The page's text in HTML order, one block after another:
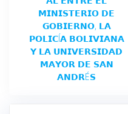
𝗠𝗜𝗡𝗜𝗦𝗧𝗘𝗥𝗜𝗢 𝗗𝗘
𝗚𝗢𝗕𝗜𝗘𝗥𝗡𝗢, 𝗟𝗔
𝗣𝗢𝗟𝗜𝗖Í𝗔 𝗕𝗢𝗟𝗜𝗩𝗜𝗔𝗡𝗔
𝗬 𝗟𝗔 𝗨𝗡𝗜𝗩𝗘𝗥𝗦𝗜𝗗𝗔𝗗
𝗠𝗔𝗬𝗢𝗥 𝗗𝗘 𝗦𝗔𝗡
𝗔𝗡𝗗𝗥É𝗦